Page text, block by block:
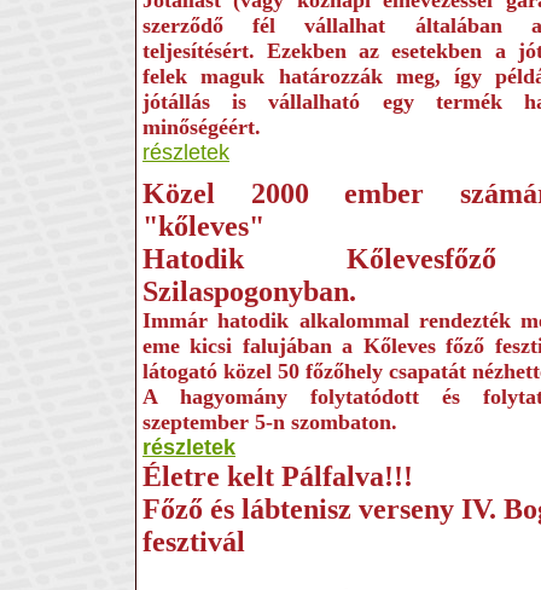
szerződő fél vállalhat általában a
teljesítésért. Ezekben az esetekben a
felek maguk határozzák meg, így
jótállás is vállalható egy termék
minőségéért.
részletek
Közel 2000 ember
"kőleves"
Hatodik Kőlevesfőző
Szilaspogonyban.
Immár hatodik alkalommal rendezték
eme kicsi falujában a Kőleves főző
látogató közel 50 főzőhely csapatát
A hagyomány folytatódott és
szeptember 5-n szombaton.
részletek
Életre kelt Pálfalva!!!
Főző és lábtenisz verseny IV.
fesztivál